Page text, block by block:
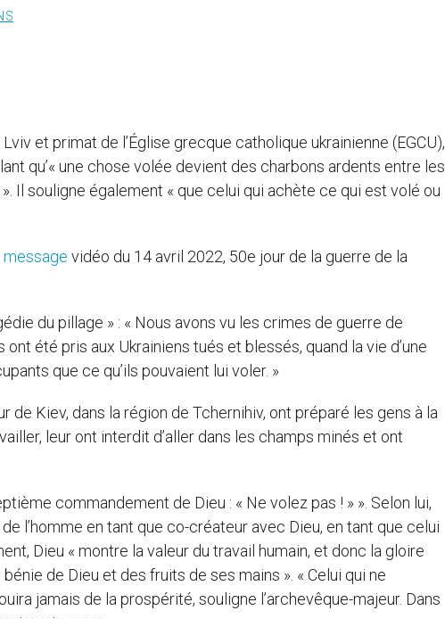
et primat de l’Église grecque catholique ukrainienne (EGCU),
qu’« une chose volée devient des charbons ardents entre les
Il souligne également « que celui qui achète ce qui est volé ou
message vidéo du 14 avril 2022, 50e jour de la guerre de la
du pillage » : « Nous avons vu les crimes de guerre de
été pris aux Ukrainiens tués et blessés, quand la vie d’une
que ce qu’ils pouvaient lui voler. »
de Kiev, dans la région de Tchernihiv, ont préparé les gens à la
leur ont interdit d’aller dans les champs minés et ont
commandement de Dieu : « Ne volez pas ! » ». Selon lui,
l’homme en tant que co-créateur avec Dieu, en tant que celui
Dieu « montre la valeur du travail humain, et donc la gloire
de Dieu et des fruits de ses mains ». « Celui qui ne
jamais de la prospérité, souligne l’archevêque-majeur. Dans